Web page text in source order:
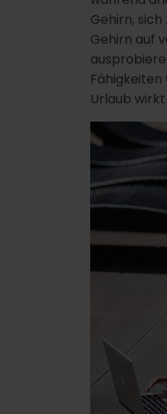
Gehirn,
Gehirn auf
Urlaub